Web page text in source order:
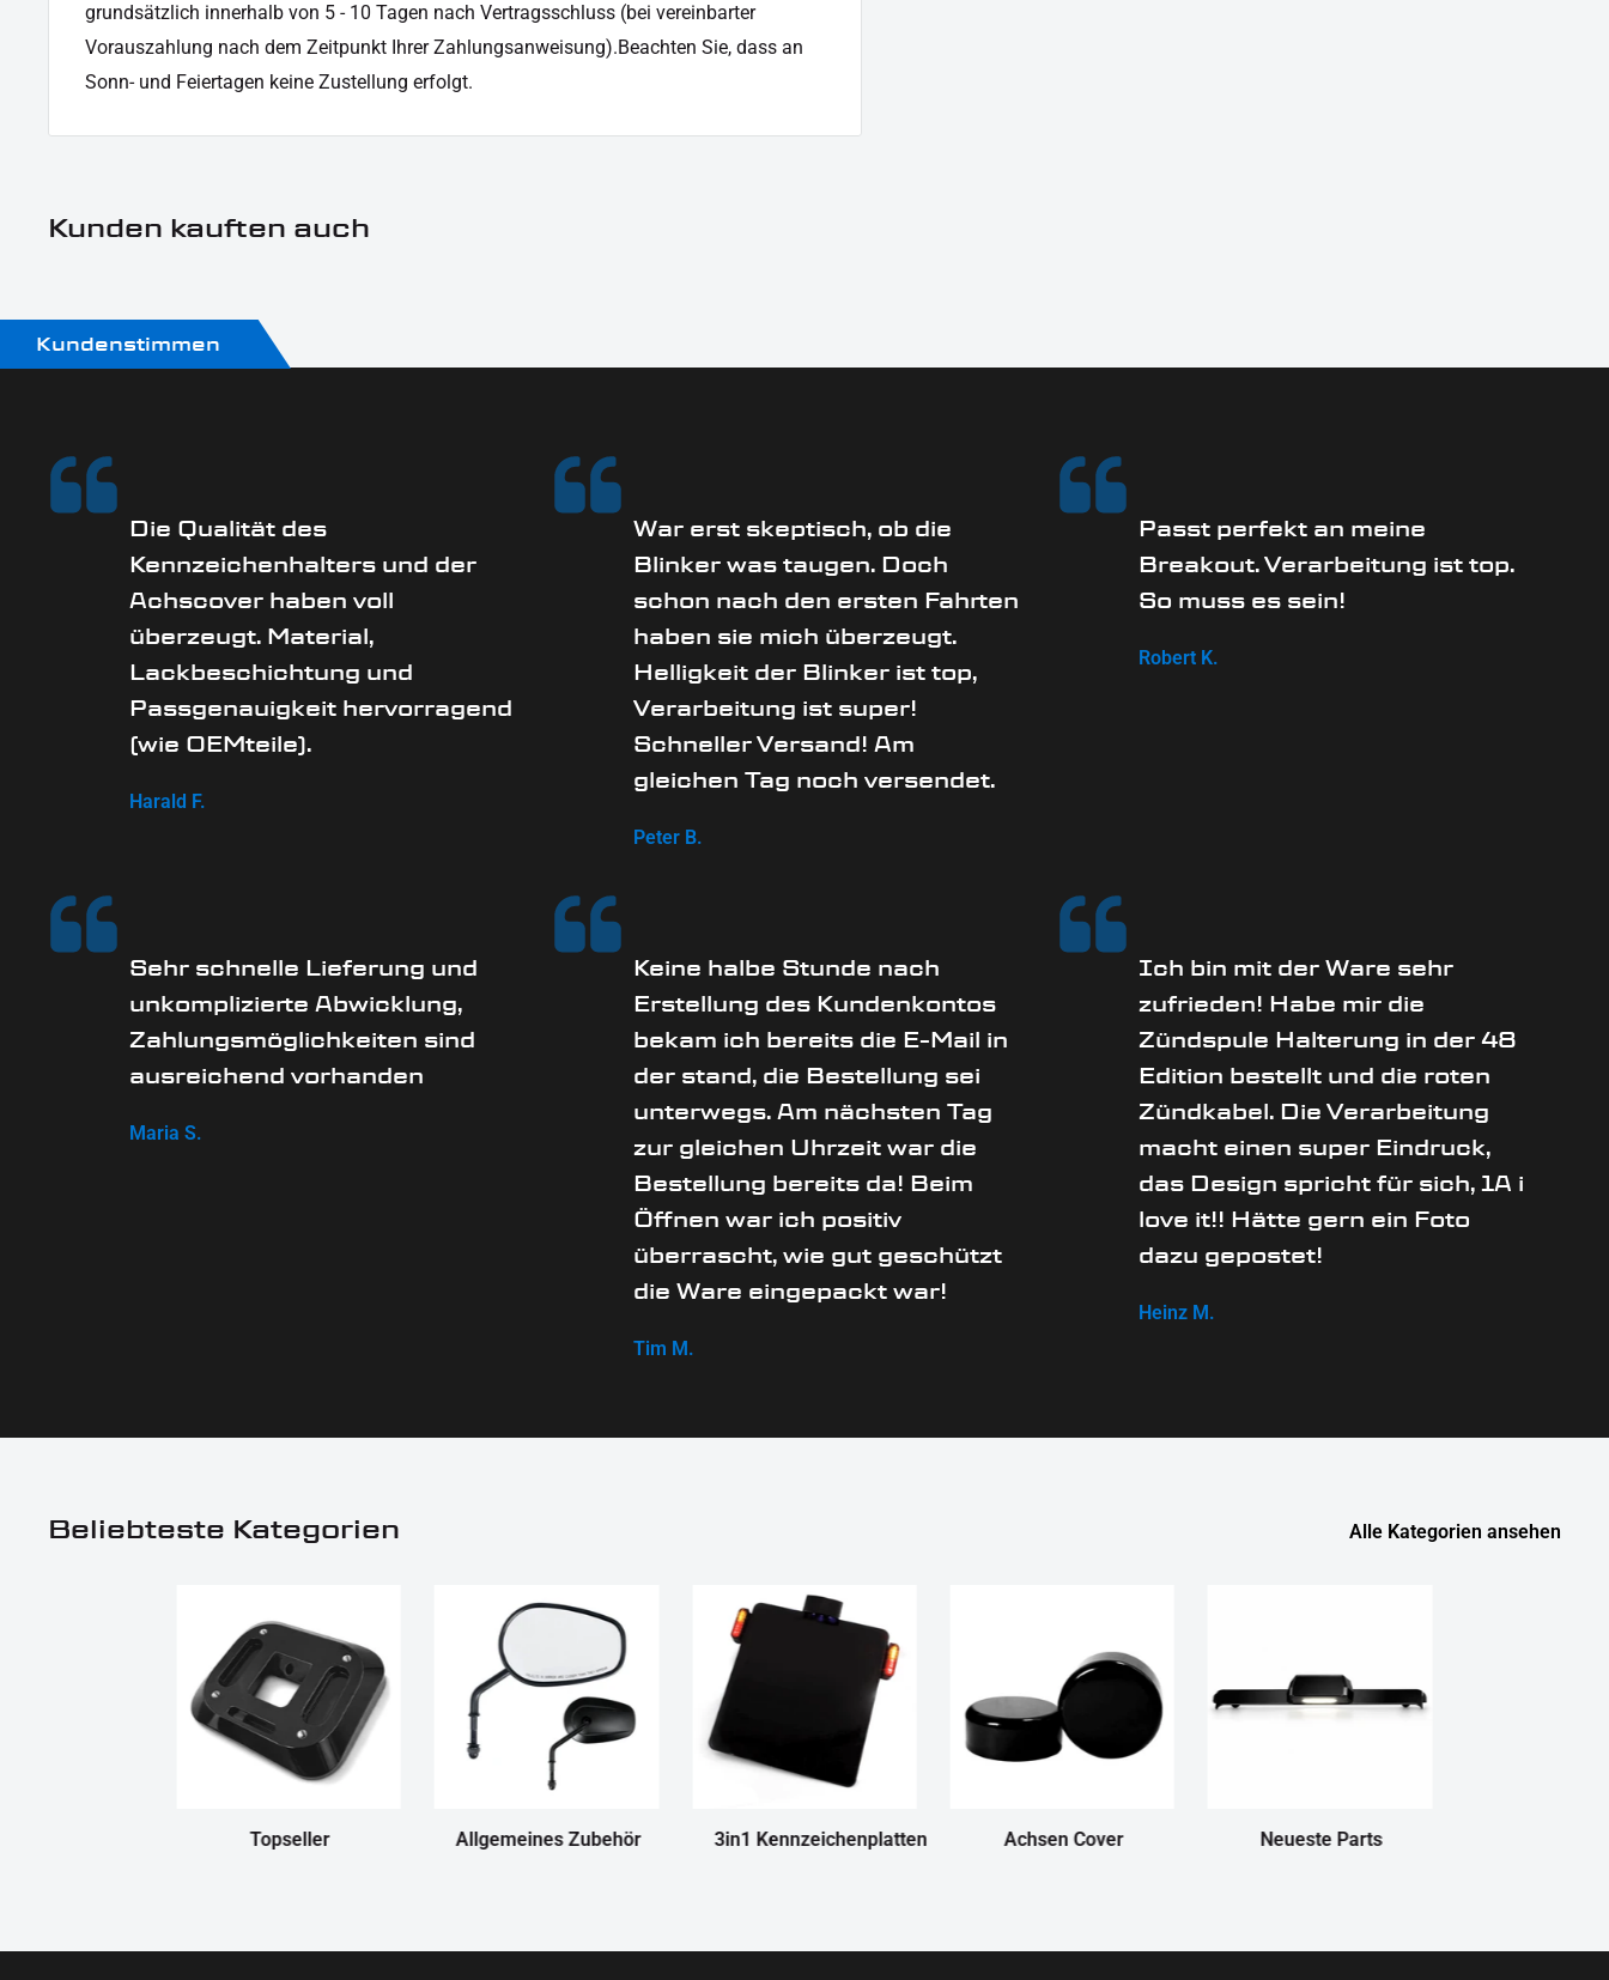
grundsätzlich innerhalb von 5 - 10 Tagen nach Vertragsschluss (bei vereinbarter
Vorauszahlung nach dem Zeitpunkt Ihrer Zahlungsanweisung).Beachten Sie, dass an
Sonn- und Feiertagen keine Zustellung erfolgt.
Kunden kauften auch
Kundenstimmen
Die Qualität des
Kennzeichenhalters und der
Achscover haben voll
überzeugt. Material,
Lackbeschichtung und
Passgenauigkeit hervorragend
(wie OEMteile).
Harald F.
War erst skeptisch, ob die
Blinker was taugen. Doch
schon nach den ersten Fahrten
haben sie mich überzeugt.
Helligkeit der Blinker ist top,
Verarbeitung ist super!
Schneller Versand! Am
gleichen Tag noch versendet.
Peter B.
Passt perfekt an meine
Breakout. Verarbeitung ist top.
So muss es sein!
Robert K.
Sehr schnelle Lieferung und
unkomplizierte Abwicklung,
Zahlungsmöglichkeiten sind
ausreichend vorhanden
Maria S.
Keine halbe Stunde nach
Erstellung des Kundenkontos
bekam ich bereits die E-Mail in
der stand, die Bestellung sei
unterwegs. Am nächsten Tag
zur gleichen Uhrzeit war die
Bestellung bereits da! Beim
Öffnen war ich positiv
überrascht, wie gut geschützt
die Ware eingepackt war!
Tim M.
Ich bin mit der Ware sehr
zufrieden! Habe mir die
Zündspule Halterung in der 48
Edition bestellt und die roten
Zündkabel. Die Verarbeitung
macht einen super Eindruck,
das Design spricht für sich, 1A i
love it!! Hätte gern ein Foto
dazu gepostet!
Heinz M.
Beliebteste Kategorien Alle Kategorien ansehen
Topseller Allgemeines Zubehör 3in1 Kennzeichenplatten Achsen Cover Neueste Parts